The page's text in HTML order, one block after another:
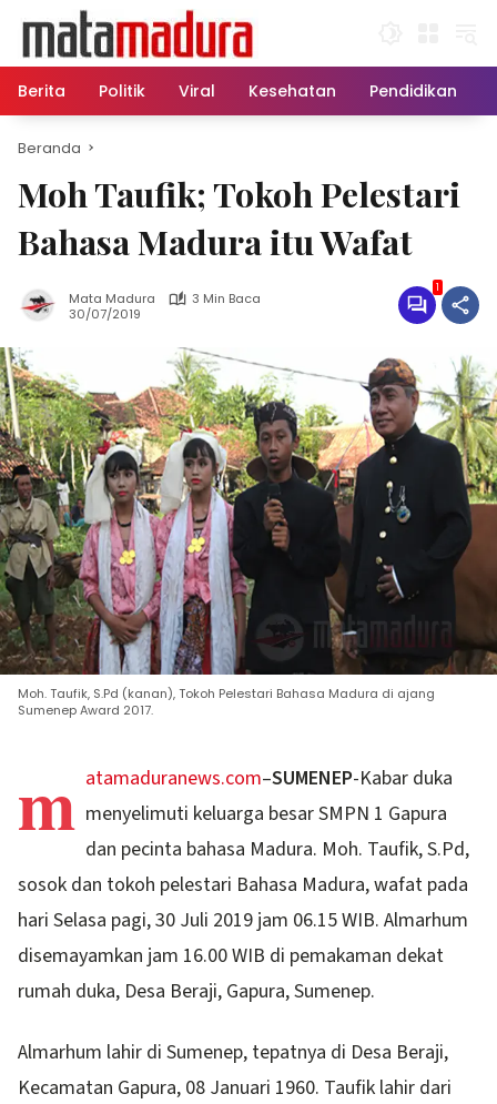
konten
Berita
Politik Viral Kesehatan Pendidikan
Beranda
Moh Taufik; Tokoh Pelestari
Bahasa Madura itu Wafat
Mata Madura
3 Min Baca
30/07/2019
1
Moh. Taufik, S.Pd (kanan), Tokoh Pelestari Bahasa Madura di ajang
Sumenep Award 2017.
m atamaduranews.com–SUMENEP-Kabar duka
menyelimuti keluarga besar SMPN 1 Gapura
dan pecinta bahasa Madura. Moh. Taufik, S.Pd,
sosok dan tokoh pelestari Bahasa Madura, wafat pada
hari Selasa pagi, 30 Juli 2019 jam 06.15 WIB. Almarhum
disemayamkan jam 16.00 WIB di pemakaman dekat
rumah duka, Desa Beraji, Gapura, Sumenep.
Almarhum lahir di Sumenep, tepatnya di Desa Beraji,
Kecamatan Gapura, 08 Januari 1960. Taufik lahir dari